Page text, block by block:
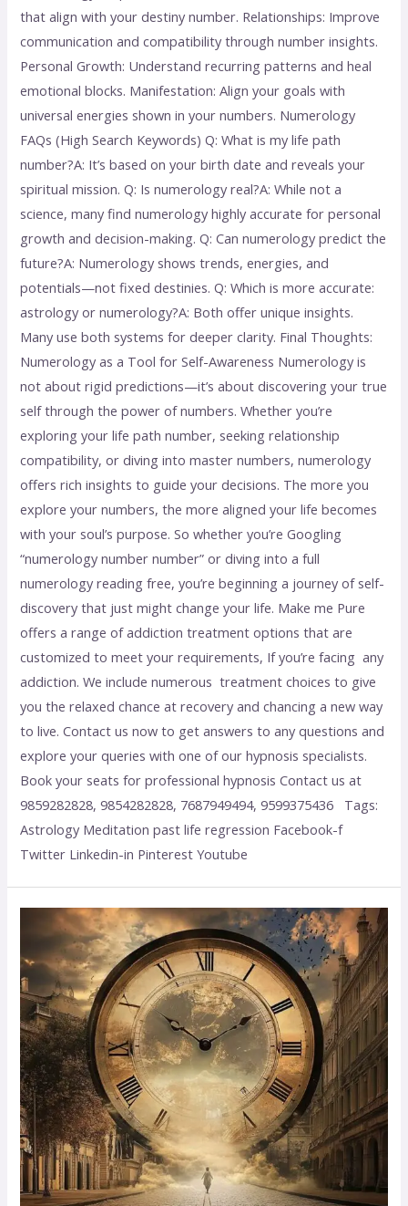
that align with your destiny number. Relationships: Improve
communication and compatibility through number insights.
Personal Growth: Understand recurring patterns and heal
emotional blocks. Manifestation: Align your goals with
universal energies shown in your numbers. Numerology
FAQs (High Search Keywords) Q: What is my life path
number?A: It’s based on your birth date and reveals your
spiritual mission. Q: Is numerology real?A: While not a
science, many find numerology highly accurate for personal
growth and decision-making. Q: Can numerology predict the
future?A: Numerology shows trends, energies, and
potentials—not fixed destinies. Q: Which is more accurate:
astrology or numerology?A: Both offer unique insights.
Many use both systems for deeper clarity. Final Thoughts:
Numerology as a Tool for Self-Awareness Numerology is
not about rigid predictions—it’s about discovering your true
self through the power of numbers. Whether you’re
exploring your life path number, seeking relationship
compatibility, or diving into master numbers, numerology
offers rich insights to guide your decisions. The more you
explore your numbers, the more aligned your life becomes
with your soul’s purpose. So whether you’re Googling
“numerology number number” or diving into a full
numerology reading free, you’re beginning a journey of self-
discovery that just might change your life. Make me Pure
offers a range of addiction treatment options that are
customized to meet your requirements, If you’re facing any
addiction. We include numerous treatment choices to give
you the relaxed chance at recovery and chancing a new way
to live. Contact us now to get answers to any questions and
explore your queries with one of our hypnosis specialists.
Book your seats for professional hypnosis Contact us at
9859282828, 9854282828, 7687949494, 9599375436 Tags:
Astrology Meditation past life regression Facebook-f
Twitter Linkedin-in Pinterest Youtube